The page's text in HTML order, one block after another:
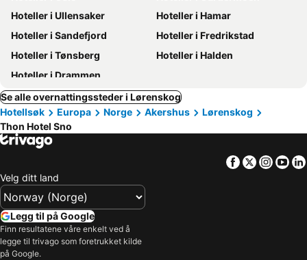
Hoteller i Ullensaker
Hoteller i Hamar
Hoteller i Sandefjord
Hoteller i Fredrikstad
Hoteller i Tønsberg
Hoteller i Halden
Hoteller i Drammen
Se alle overnattingssteder i Lørenskog
Hotellsøk
Europa Norge Akershus
Lørenskog
Thon Hotel Sno
Facebook
Twitter
Velg ditt land
Legg til på Google
Finn resultatene våre enkelt ved å
legge til trivago som foretrukket kilde
på Google.